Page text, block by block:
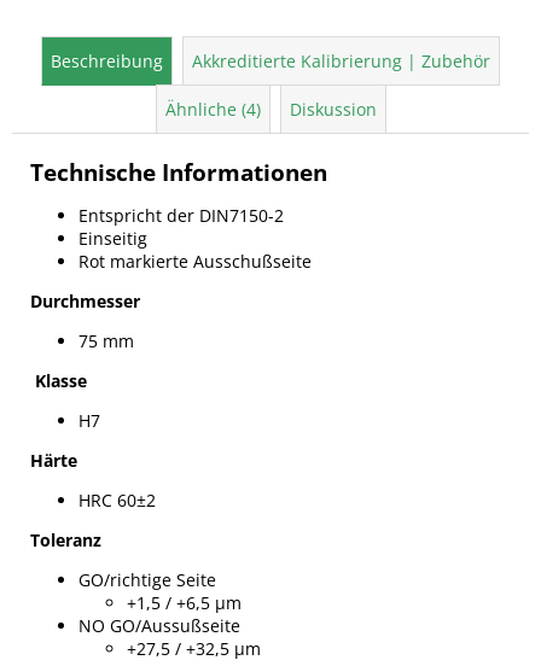
Beschreibung Akkreditierte Kalibrierung | Zubehör
Ähnliche (4) Diskussion
Technische Informationen
Entspricht der DIN7150-2
Einseitig
Rot markierte Ausschußseite
Durchmesser
75 mm
Klasse
H7
Härte
HRC 60±2
Toleranz
GO/richtige Seite
+1,5 / +6,5 µm
NO GO/Aussußseite
+27,5 / +32,5 µm